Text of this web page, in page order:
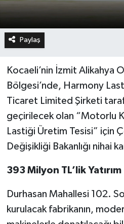
Paylaş
Kocaeli’nin İzmit Alikahya
Bölgesi’nde, Harmony
Ticaret Limited Şirketi
geçirilecek olan “Motorlu
Lastiği Üretim Tesisi” için
Değişikliği Bakanlığı nihai
393 Milyon TL’lik Yatırım
Durhasan Mahallesi 102.
kurulacak fabrikanın,